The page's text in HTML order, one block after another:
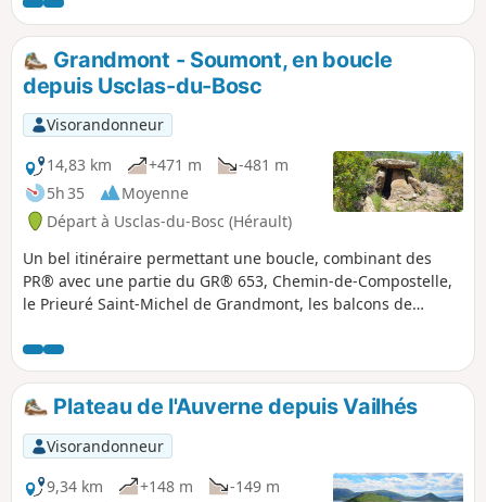
Grandmont - Soumont, en boucle
depuis Usclas-du-Bosc
Visorandonneur
14,83 km
+471 m
-481 m
5h 35
Moyenne
Départ à Usclas-du-Bosc (Hérault)
Un bel itinéraire permettant une boucle, combinant des
PR® avec une partie du GR® 653, Chemin-de-Compostelle,
le Prieuré Saint-Michel de Grandmont, les balcons de
Soumont et Usclas-du-Bosc.
Plateau de l'Auverne depuis Vailhés
Visorandonneur
9,34 km
+148 m
-149 m